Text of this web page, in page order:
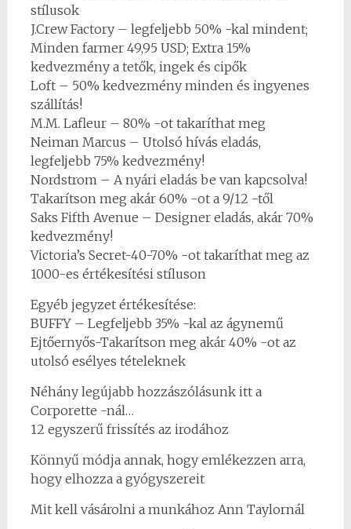
stílusok
J.Crew Factory – legfeljebb 50% -kal mindent;
Minden farmer 49,95 USD; Extra 15%
kedvezmény a tetők, ingek és cipők
Loft – 50% kedvezmény minden és ingyenes
szállítás!
M.M. Lafleur – 80% -ot takaríthat meg
Neiman Marcus – Utolsó hívás eladás,
legfeljebb 75% kedvezmény!
Nordstrom – A nyári eladás be van kapcsolva!
Takarítson meg akár 60% -ot a 9/12 -től
Saks Fifth Avenue – Designer eladás, akár 70%
kedvezmény!
Victoria’s Secret-40-70% -ot takaríthat meg az
1000-es értékesítési stíluson
Egyéb jegyzet értékesítése:
BUFFY – Legfeljebb 35% -kal az ágynemű
Ejtőernyős-Takarítson meg akár 40% -ot az
utolsó esélyes tételeknek
Néhány legújabb hozzászólásunk itt a
Corporette -nál…
12 egyszerű frissítés az irodához
Könnyű módja annak, hogy emlékezzen arra,
hogy elhozza a gyógyszereit
Mit kell vásárolni a munkához Ann Taylornál